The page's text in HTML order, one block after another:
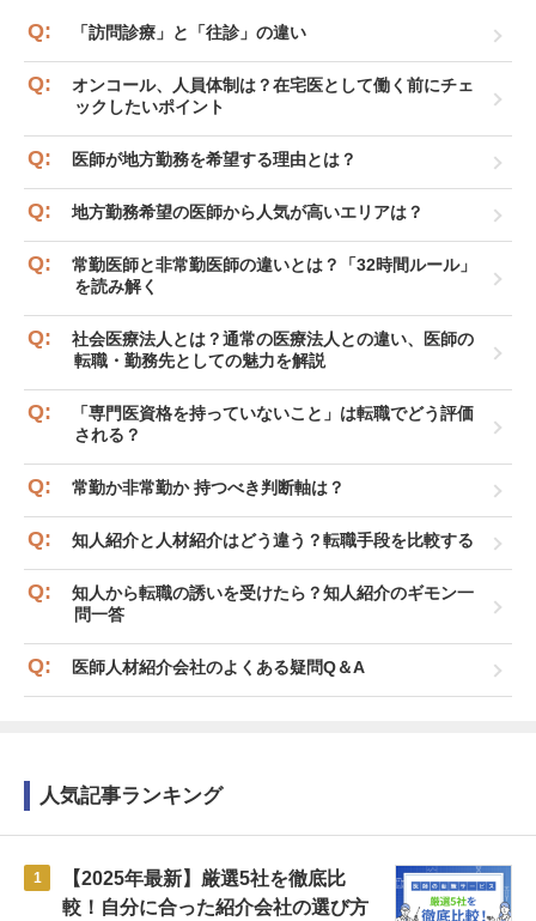
「訪問診療」と「往診」の違い
オンコール、人員体制は？在宅医として働く前にチェ
ックしたいポイント
医師が地方勤務を希望する理由とは？
地方勤務希望の医師から人気が高いエリアは？
常勤医師と非常勤医師の違いとは？「32時間ルール」
を読み解く
社会医療法人とは？通常の医療法人との違い、医師の
転職・勤務先としての魅力を解説
「専門医資格を持っていないこと」は転職でどう評価
される？
常勤か非常勤か 持つべき判断軸は？
知人紹介と人材紹介はどう違う？転職手段を比較する
知人から転職の誘いを受けたら？知人紹介のギモン一
問一答
医師人材紹介会社のよくある疑問Q＆A
人気記事ランキング
1
【2025年最新】厳選5社を徹底比
較！自分に合った紹介会社の選び方